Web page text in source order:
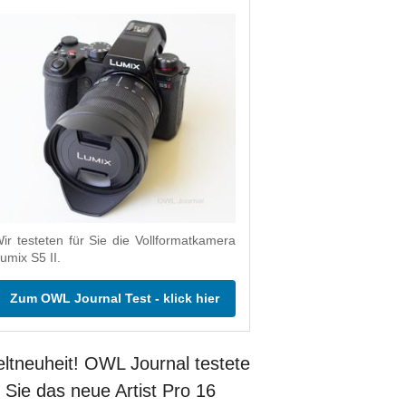
testeten für Sie die Vollformatkamera
S5 II.
Zum OWL Journal Test - klick hier
OWL Journal testete
Sie das neue Artist Pro 16